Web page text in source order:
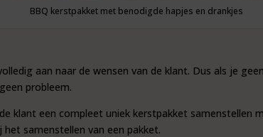
BBQ kerstpakket met benodigde hapjes en drankjes
aan naar de wensen van de klant. Dus als je
probleem.
klant een compleet uniek kerstpakket samenstellen
samenstellen van een pakket.